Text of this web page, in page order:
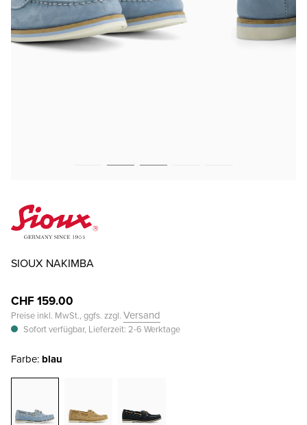
SIOUX NAKIMBA
CHF 159.00
Preise inkl. MwSt., ggfs. zzgl. Versand
Sofort verfügbar, Lieferzeit: 2-6 Werktage
Farbe: blau